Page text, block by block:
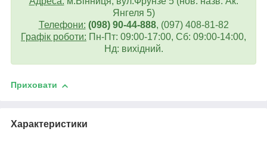
Янгеля 5)
Телефони: (098) 90-44-888, (097) 408-81-82
Графік роботи: Пн-Пт: 09:00-17:00, Сб: 09:00-14:00,
Нд: вихідний.
Приховати
Характеристики